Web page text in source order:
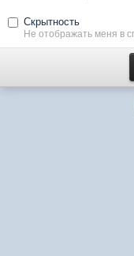
Скрытность
Не отображать меня в